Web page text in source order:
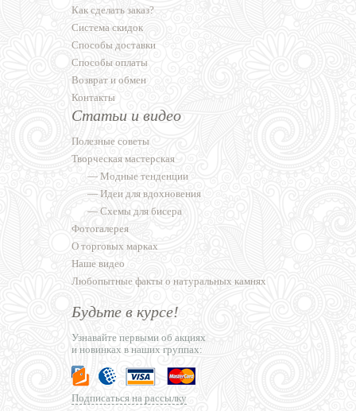
Как сделать заказ?
Система скидок
Способы доставки
Способы оплаты
Возврат и обмен
Контакты
Статьи и видео
Полезные советы
Творческая мастерская
— Модные тенденции
— Идеи для вдохновения
— Схемы для бисера
Фотогалерея
О торговых марках
Наше видео
Любопытные факты о натуральных камнях
Будьте в курсе!
Узнавайте первыми об акциях
и новинках в наших группах:
Подписаться на рассылку